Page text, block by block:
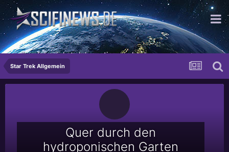
...die erfolgreichste Inkarnation von hoch
Star Trek Allgemein
Quer durch den
hydroponischen Garten